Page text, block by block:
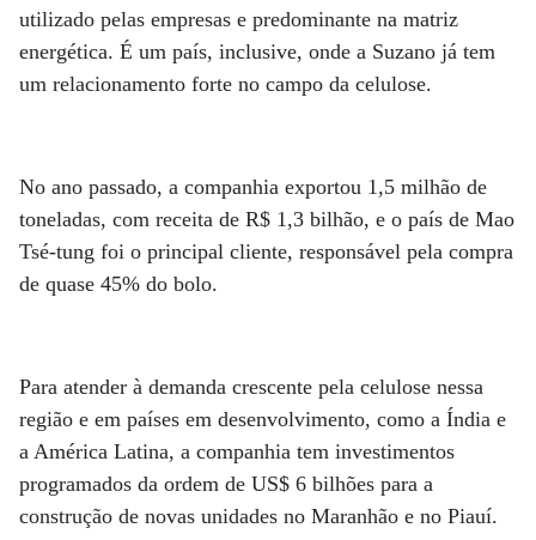
utilizado pelas empresas e predominante na matriz
energética. É um país, inclusive, onde a Suzano já tem
um relacionamento forte no campo da celulose.
No ano passado, a companhia exportou 1,5 milhão de
toneladas, com receita de R$ 1,3 bilhão, e o país de Mao
Tsé-tung foi o principal cliente, responsável pela compra
de quase 45% do bolo.
Para atender à demanda crescente pela celulose nessa
região e em países em desenvolvimento, como a Índia e
a América Latina, a companhia tem investimentos
programados da ordem de US$ 6 bilhões para a
construção de novas unidades no Maranhão e no Piauí.